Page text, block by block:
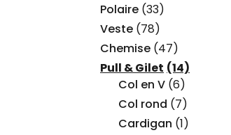
Polaire (33)
Veste (78)
Chemise (47)
Pull & Gilet (14)
Col en V (6)
Col rond (7)
Cardigan (1)